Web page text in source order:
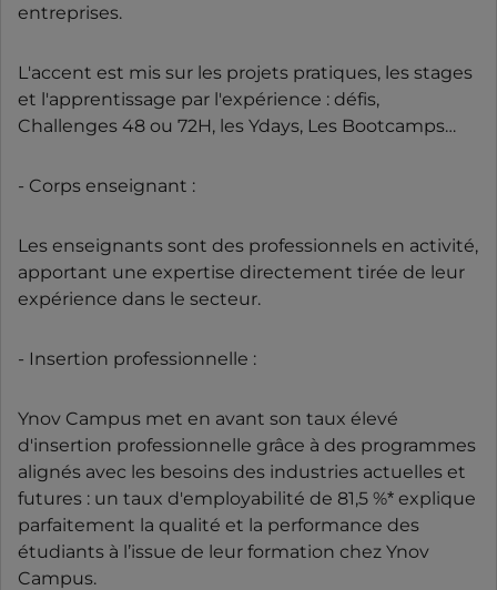
entreprises.
L'accent est mis sur les projets pratiques, les stages
et l'apprentissage par l'expérience : défis,
Challenges 48 ou 72H, les Ydays, Les Bootcamps…
- Corps enseignant :
Les enseignants sont des professionnels en activité,
apportant une expertise directement tirée de leur
expérience dans le secteur.
- Insertion professionnelle :
Ynov Campus met en avant son taux élevé
d'insertion professionnelle grâce à des programmes
alignés avec les besoins des industries actuelles et
futures : un taux d'employabilité de 81,5 %* explique
parfaitement la qualité et la performance des
étudiants à l’issue de leur formation chez Ynov
Campus.